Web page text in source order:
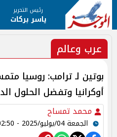
رئيس التحرير
ياسر بركات
عرب وعالم
بوتين لـ ترامب: روسيا
أوكرانيا وتفضل الحلول
محمد تمساح
الجمعة 04/يوليو/2025 - 02:50 م